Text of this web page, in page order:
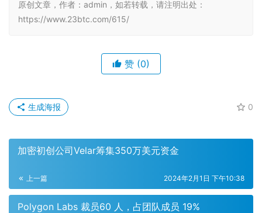
原创文章，作者：admin，如若转载，请注明出处：
https://www.23btc.com/615/
赞 (0)
0
生成海报
加密初创公司Velar筹集350万美元资金
上一篇 2024年2月1日 下午10:38
Polygon Labs 裁员60 人，占团队成员 19%